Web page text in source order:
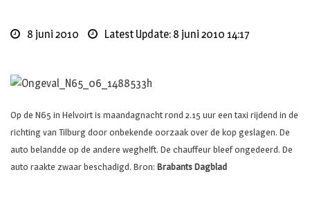
8 juni 2010 Latest Update: 8 juni 2010 14:17
Op de N65 in Helvoirt is maandagnacht rond 2.15 uur een taxi rijdend in de
richting van Tilburg door onbekende oorzaak over de kop geslagen. De
auto belandde op de andere weghelft. De chauffeur bleef ongedeerd. De
auto raakte zwaar beschadigd. Bron: Brabants Dagblad